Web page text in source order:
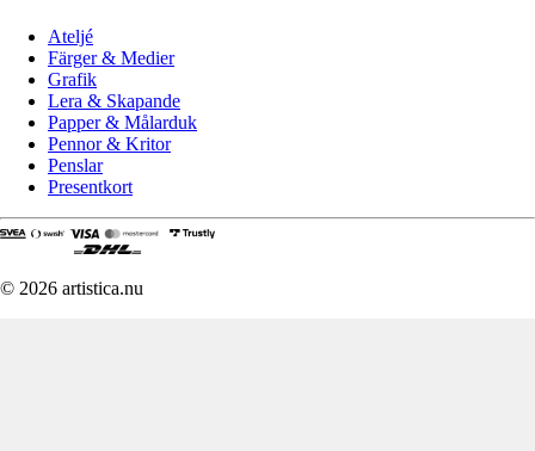
Ateljé
Färger & Medier
Grafik
Lera & Skapande
Papper & Målarduk
Pennor & Kritor
Penslar
Presentkort
© 2026 artistica.nu